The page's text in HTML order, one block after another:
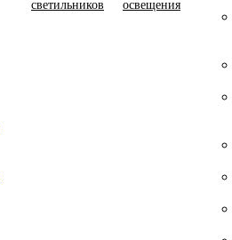
светильников освещения